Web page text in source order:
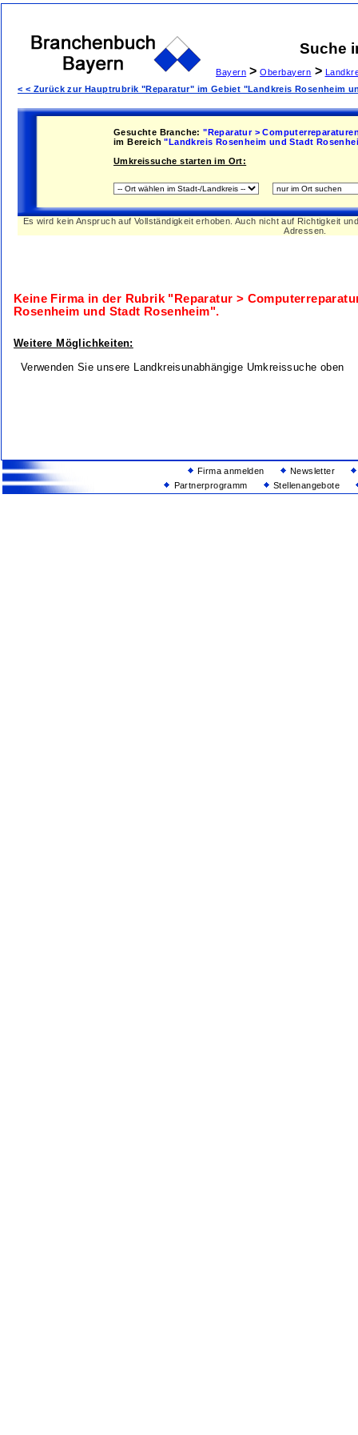
Suche
Bayern > Oberbayern >
< < Zurück zur Hauptrubrik "Reparatur" im Gebiet "Landkreis Rosenheim
Gesuchte Branche: "Reparatur >
im Bereich "Landkreis Rosenheim und Stadt
Umkreissuche starten im Ort:
Es wird kein Anspruch auf Vollständigkeit erhoben. Auch nicht auf Richtigkeit
Adressen.
Keine Firma in der Rubrik "Reparatur >
Rosenheim und Stadt Rosenheim".
Weitere Möglichkeiten:
Verwenden Sie unsere Landkreisunabhängige Umkreissuche oben
Firma anmelden
Newsletter
Partnerprogramm
Stellenangebote